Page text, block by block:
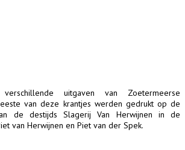
uitgaven van Zoetermeerse
van deze krantjes werden gedrukt op de
de destijds Slagerij Van Herwijnen in de
van Herwijnen en Piet van der Spek.